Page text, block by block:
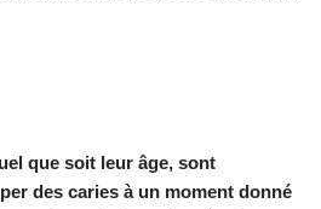
que soit leur âge, sont
des caries à un moment donné